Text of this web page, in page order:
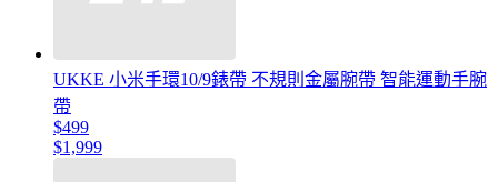
UKKE 小米手環10/9錶帶 不規則金屬腕帶 智能運動手腕
帶
$499
$1,999